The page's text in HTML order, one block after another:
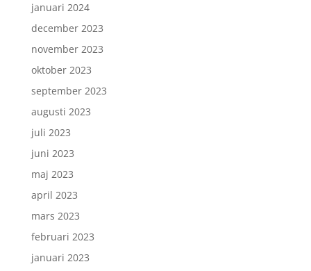
januari 2024
december 2023
november 2023
oktober 2023
september 2023
augusti 2023
juli 2023
juni 2023
maj 2023
april 2023
mars 2023
februari 2023
januari 2023